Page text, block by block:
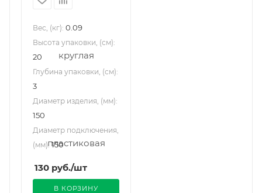
Вес, (кг): 0.09
Высота упаковки, (см):
20
Глубина упаковки, (см):
3
Диаметр изделия, (мм):
150
Диаметр подключения,
(мм): 150
130 руб./шт
В КОРЗИНУ